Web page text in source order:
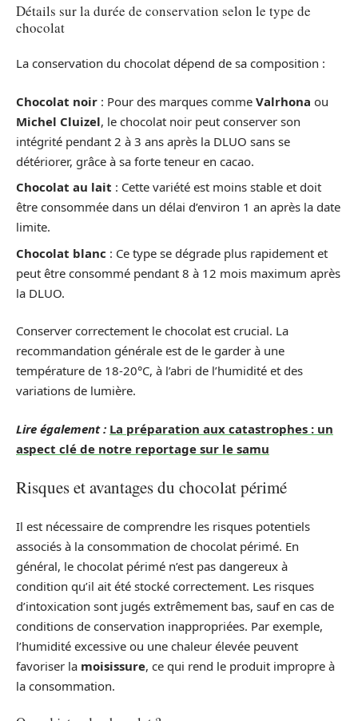
Détails sur la durée de conservation selon le type de
chocolat
La conservation du chocolat dépend de sa composition :
Chocolat noir : Pour des marques comme Valrhona ou
Michel Cluizel, le chocolat noir peut conserver son
intégrité pendant 2 à 3 ans après la DLUO sans se
détériorer, grâce à sa forte teneur en cacao.
Chocolat au lait : Cette variété est moins stable et doit
être consommée dans un délai d’environ 1 an après la date
limite.
Chocolat blanc : Ce type se dégrade plus rapidement et
peut être consommé pendant 8 à 12 mois maximum après
la DLUO.
Conserver correctement le chocolat est crucial. La
recommandation générale est de le garder à une
température de 18-20°C, à l’abri de l’humidité et des
variations de lumière.
Lire également : La préparation aux catastrophes : un
aspect clé de notre reportage sur le samu
Risques et avantages du chocolat périmé
Il est nécessaire de comprendre les risques potentiels
associés à la consommation de chocolat périmé. En
général, le chocolat périmé n’est pas dangereux à
condition qu’il ait été stocké correctement. Les risques
d’intoxication sont jugés extrêmement bas, sauf en cas de
conditions de conservation inappropriées. Par exemple,
l’humidité excessive ou une chaleur élevée peuvent
favoriser la moisissure, ce qui rend le produit impropre à
la consommation.